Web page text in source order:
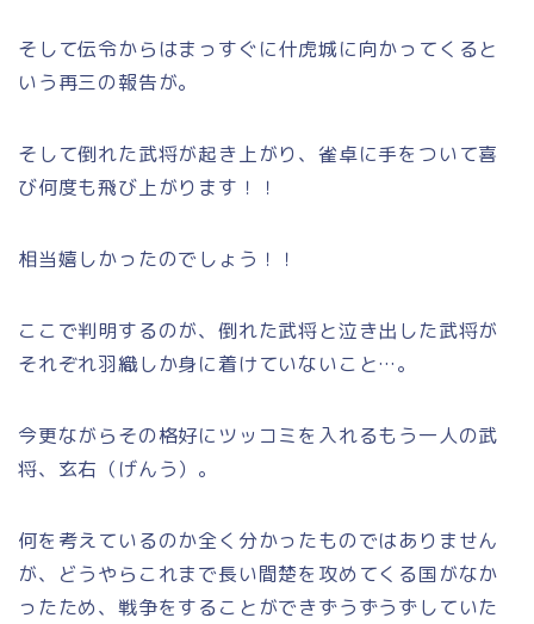
そして伝令からはまっすぐに什虎城に向かってくると
いう再三の報告が。
そして倒れた武将が起き上がり、雀卓に手をついて喜
び何度も飛び上がります！！
相当嬉しかったのでしょう！！
ここで判明するのが、倒れた武将と泣き出した武将が
それぞれ羽織しか身に着けていないこと…。
今更ながらその格好にツッコミを入れるもう一人の武
将、玄右（げんう）。
何を考えているのか全く分かったものではありません
が、どうやらこれまで長い間楚を攻めてくる国がなか
ったため、戦争をすることができずうずうずしていた